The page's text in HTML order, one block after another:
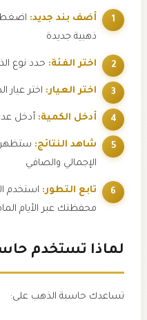
أضف بند جديد:اضغط
ذهبية جديدة
اختر الفئة:حدد نوع
اختر العيار:اختر عيار الذهب (24، 21،
أدخل الكمية:أدخل عدد
شاهد النتائج:ستظهر
الإجمالي والصافي
تابع التطور:استخدم
محفظتك عبر الأيام
لماذا تستخدم
تساعدك حاسبة الذهب على: